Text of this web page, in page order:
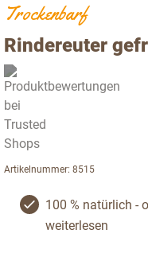
Trockenbarf
Rindereuter
Artikelnummer: 8515
100 % natürlich -
weiterlesen